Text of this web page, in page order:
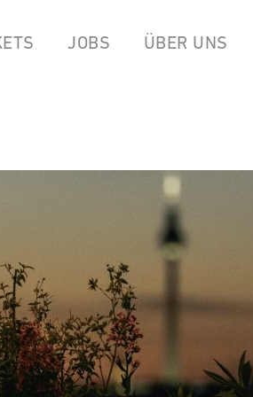
JOBS ÜBER UNS